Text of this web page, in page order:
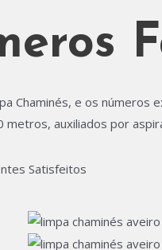
Chaminés, e os
metros, auxiliados por
Satisfeitos